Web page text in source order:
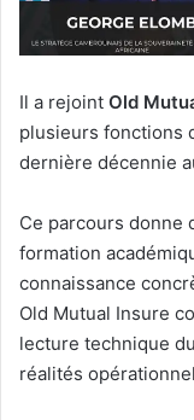
Il a rejoint Old
plusieurs fonctions
dernière décennie
Ce parcours donne
formation
connaissance
Old Mutual Insure
lecture technique
réalités